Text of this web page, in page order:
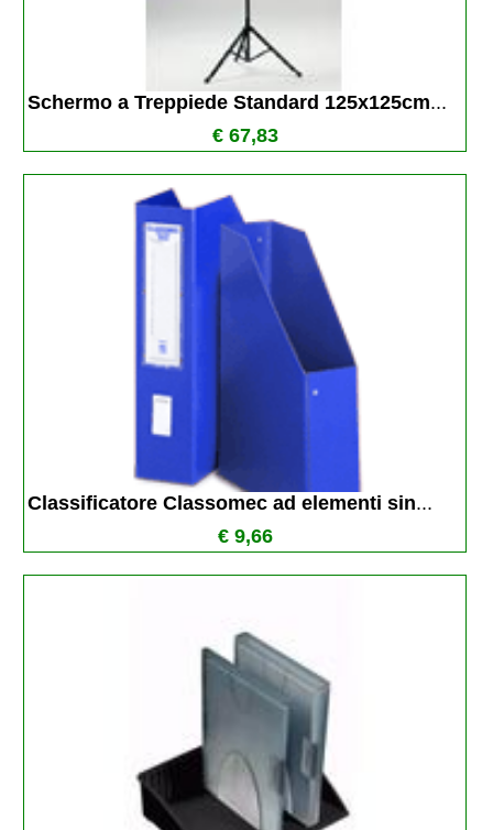
Schermo a Treppiede Standard 125x125cm...
€ 67,83
Classificatore Classomec ad elementi sin...
€ 9,66